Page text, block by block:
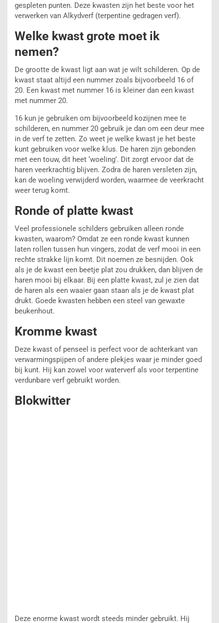
gespleten punten. Deze kwasten zijn het beste voor het
verwerken van Alkydverf (terpentine gedragen verf).
Welke kwast grote moet ik
nemen?
De grootte de kwast ligt aan wat je wilt schilderen. Op de
kwast staat altijd een nummer zoals bijvoorbeeld 16 of
20. Een kwast met nummer 16 is kleiner dan een kwast
met nummer 20.
16 kun je gebruiken om bijvoorbeeld kozijnen mee te
schilderen, en nummer 20 gebruik je dan om een deur mee
in de verf te zetten. Zo weet je welke kwast je het beste
kunt gebruiken voor welke klus. De haren zijn gebonden
met een touw, dit heet ‘woeling’. Dit zorgt ervoor dat de
haren veerkrachtig blijven. Zodra de haren versleten zijn,
kan de woeling verwijderd worden, waarmee de veerkracht
weer terug komt.
Ronde of platte kwast
Veel professionele schilders gebruiken alleen ronde
kwasten, waarom? Omdat ze een ronde kwast kunnen
laten rollen tussen hun vingers, zodat de verf mooi in een
rechte strakke lijn komt. Dit noemen ze besnijden. Ook
als je de kwast een beetje plat zou drukken, dan blijven de
haren mooi bij elkaar. Bij een platte kwast, zul je zien dat
de haren als een waaier gaan staan als je de kwast plat
drukt. Goede kwasten hebben een steel van gewaxte
beukenhout.
Kromme kwast
Deze kwast of penseel is perfect voor de achterkant van
verwarmingspijpen of andere plekjes waar je minder goed
bij kunt. Hij kan zowel voor waterverf als voor terpentine
verdunbare verf gebruikt worden.
Blokwitter
Deze enorme kwast wordt steeds minder gebruikt. Hij